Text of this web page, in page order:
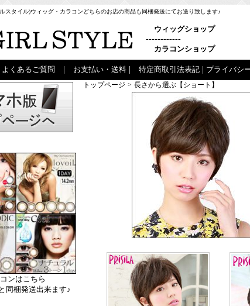
スタイル)ウィッグ・カラコンどちらのお店の商品も同梱発送にてお送り致します♪
ウィッグショップ
------------
カラコンショップ
よくあるご質問 お支払い・送料 特定商取引法表記 プライバシ
ンはこちら
同梱発送出来ます♪
トップページ > 長さから選ぶ【ショート】